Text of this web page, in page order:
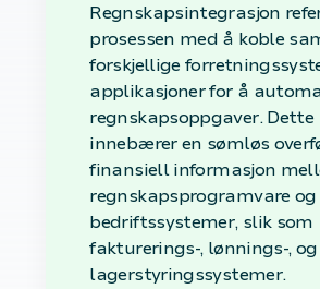
Regnskapsintegrasjon
prosessen med å koble
forskjellige
applikasjoner for å
regnskapsoppgaver. Dette
innebærer en sømløs
finansiell informasjon
regnskapsprogramvare
bedriftssystemer, slik som
fakturerings-, lønnings-, og
lagerstyringssystemer.